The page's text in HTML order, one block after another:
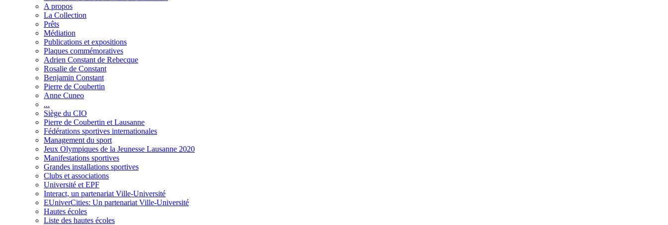
A propos
La Collection
Prêts
Médiation
Publications et expositions
Plaques commémoratives
Adrien Constant de Rebecque
Rosalie de Constant
Benjamin Constant
Pierre de Coubertin
Anne Cuneo
...
Siège du CIO
Pierre de Coubertin et Lausanne
Fédérations sportives internationales
Management du sport
Jeux Olympiques de la Jeunesse Lausanne 2020
Manifestations sportives
Grandes installations sportives
Clubs et associations
Université et EPF
Interact, un partenariat Ville-Université
EUniverCities: Un partenariat Ville-Université
Hautes écoles
Liste des hautes écoles